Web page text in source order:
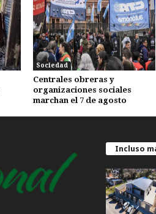
Sociedad
Centrales obreras y
organizaciones sociales
marchan el 7 de agosto
Incluso